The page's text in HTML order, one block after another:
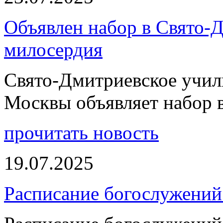
Объявлен набор в Свято-
милосердия
Свято-Дмитриевское
Москвы объявляет набор
прочитать новость
19.07.2025
Расписание